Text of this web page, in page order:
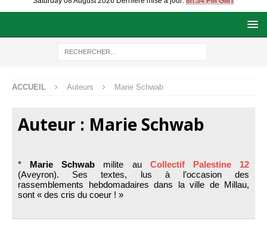
ACCUEIL Auteurs Marie Schwab
Auteur : Marie Schwab
* Marie Schwab milite au Collectif Palestine 12
(Aveyron). Ses textes, lus à l’occasion des
rassemblements hebdomadaires dans la ville de Millau,
sont « des cris du coeur ! »